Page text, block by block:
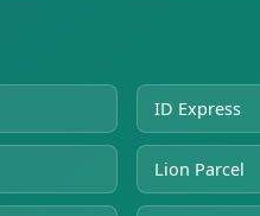
ID Express
Lion Parcel